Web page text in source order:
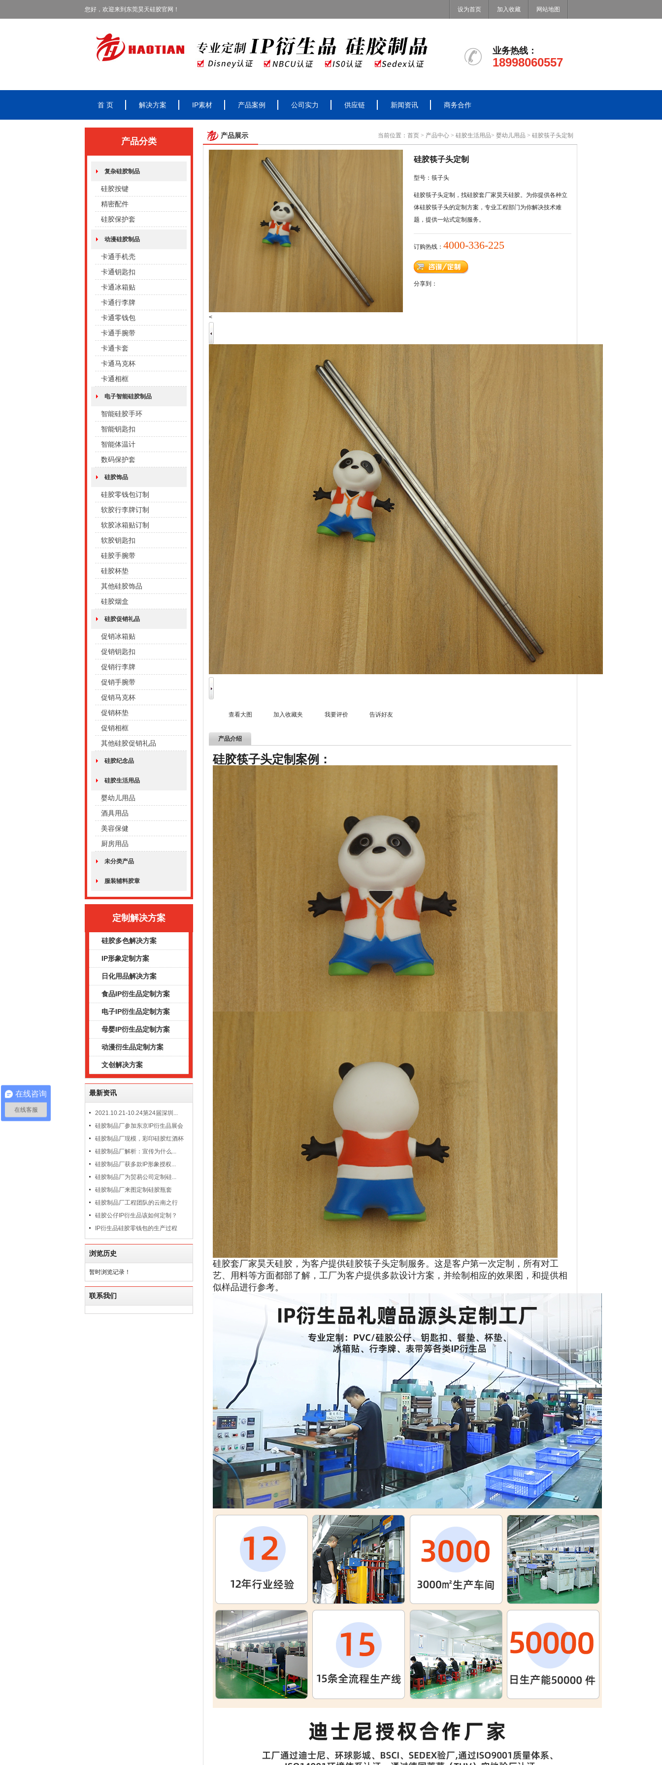
您好，欢迎来到东莞昊天硅胶官网！ 设为首页 加入收藏 网站地图
业务热线：
18998060557
首 页 解决方案 IP素材 产品案例 公司实力 供应链 新闻资讯 商务合作
产品分类
复杂硅胶制品
硅胶按键
精密配件
硅胶保护套
动漫硅胶制品
卡通手机壳
卡通钥匙扣
卡通冰箱贴
卡通行李牌
卡通零钱包
卡通手腕带
卡通卡套
卡通马克杯
卡通相框
电子智能硅胶制品
智能硅胶手环
智能钥匙扣
智能体温计
数码保护套
硅胶饰品
硅胶零钱包订制
软胶行李牌订制
软胶冰箱贴订制
软胶钥匙扣
硅胶手腕带
硅胶杯垫
其他硅胶饰品
硅胶烟盒
硅胶促销礼品
促销冰箱贴
促销钥匙扣
促销行李牌
促销手腕带
促销马克杯
促销杯垫
促销相框
其他硅胶促销礼品
硅胶纪念品
硅胶生活用品
婴幼儿用品
酒具用品
美容保健
厨房用品
未分类产品
服装辅料胶章
定制解决方案
硅胶多色解决方案
IP形象定制方案
日化用品解决方案
食品IP衍生品定制方案
电子IP衍生品定制方案
母婴IP衍生品定制方案
动漫衍生品定制方案
文创解决方案
最新资讯
2021.10.21-10.24第24届深圳...
硅胶制品厂参加东京IP衍生品展会
硅胶制品厂现模，彩印硅胶红酒杯
硅胶制品厂解析：宣传为什么...
硅胶制品厂获多款IP形象授权...
硅胶制品厂为贸易公司定制硅...
硅胶制品厂来图定制硅胶瓶套
硅胶制品厂工程团队的云南之行
硅胶公仔IP衍生品该如何定制？
IP衍生品硅胶零钱包的生产过程
浏览历史
暂时浏览记录！
联系我们
产品展示 当前位置： 首页 > 产品中心 > 硅胶生活用品> 婴幼儿用品 > 硅胶筷子头定制
<
查看大图 加入收藏夹 我要评价 告诉好友
硅胶筷子头定制
型号：筷子头
硅胶筷子头定制，找硅胶套厂家昊天硅胶。为你提供各种立
体硅胶筷子头的定制方案，专业工程部门为你解决技术难
题，提供一站式定制服务。
订购热线： 4000-336-225
分享到：
产品介绍
硅胶筷子头定制案例：
硅胶套厂家昊天硅胶，为客户提供硅胶筷子头定制服务。这是客户第一次定制，所有对工
艺、用料等方面都部了解，工厂为客户提供多款设计方案，并绘制相应的效果图，和提供相
似样品进行参考。
在线咨询
在线客服